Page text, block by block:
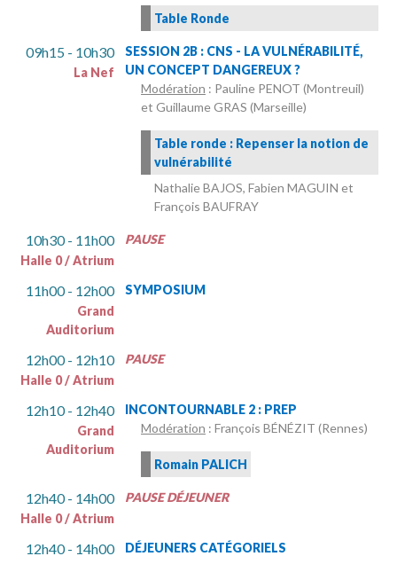
Table Ronde
09h15 - 10h30
La Nef
SESSION 2B : CNS - LA VULNÉRABILITÉ,
UN CONCEPT DANGEREUX ?
Modération : Pauline PENOT (Montreuil)
et Guillaume GRAS (Marseille)
Table ronde : Repenser la notion de
vulnérabilité
Nathalie BAJOS, Fabien MAGUIN et
François BAUFRAY
10h30 - 11h00
Halle 0 / Atrium
PAUSE
11h00 - 12h00
Grand
Auditorium
SYMPOSIUM
12h00 - 12h10
Halle 0 / Atrium
PAUSE
12h10 - 12h40
Grand
Auditorium
INCONTOURNABLE 2 : PREP
Modération : François BÉNÉZIT (Rennes)
Romain PALICH
12h40 - 14h00
Halle 0 / Atrium
PAUSE DÉJEUNER
12h40 - 14h00 DÉJEUNERS CATÉGORIELS